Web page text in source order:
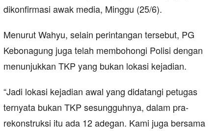
dikonfirmasi awak media, Minggu (25/6).
Menurut Wahyu, selain perintangan tersebut, PG
Kebonagung juga telah membohongi Polisi dengan
menunjukkan TKP yang bukan lokasi kejadian.
“Jadi lokasi kejadian awal yang didatangi petugas
ternyata bukan TKP sesungguhnya, dalam pra-
rekonstruksi itu ada 12 adegan. Kami juga bersama